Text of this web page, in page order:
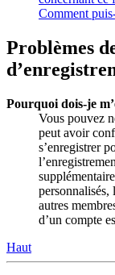
Comment
Problèmes
Pourquoi dois-je
Vous pouvez
peut avoir
s’enregistrer
personnalisés,
autres
d’un compte
Haut